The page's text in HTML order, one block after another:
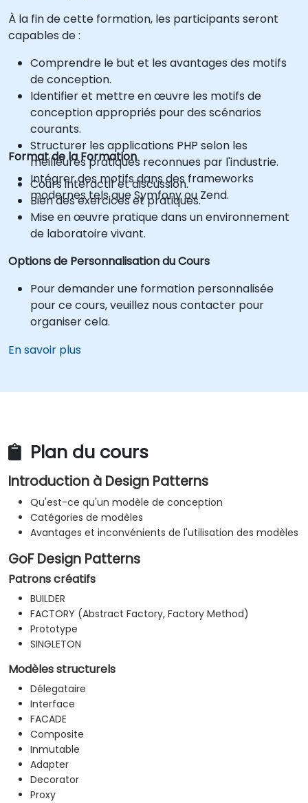
À la fin de cette formation, les participants seront
capables de :
Comprendre le but et les avantages des motifs
de conception.
Identifier et mettre en œuvre les motifs de
conception appropriés pour des scénarios
courants.
Structurer les applications PHP selon les
meilleures pratiques reconnues par l'industrie.
Intégrer des motifs dans des frameworks
modernes tels que Symfony ou Zend.
Format de la Formation
Cours interactif et discussion.
Bien des exercices et pratiques.
Mise en œuvre pratique dans un environnement
de laboratoire vivant.
Options de Personnalisation du Cours
Pour demander une formation personnalisée
pour ce cours, veuillez nous contacter pour
organiser cela.
En savoir plus
Plan du cours
Introduction à Design Patterns
Qu'est-ce qu'un modèle de conception
Catégories de modèles
Avantages et inconvénients de l'utilisation des modèles
GoF Design Patterns
Patrons créatifs
BUILDER
FACTORY (Abstract Factory, Factory Method)
Prototype
SINGLETON
Modèles structurels
Délegataire
Interface
FACADE
Composite
Inmutable
Adapter
Decorator
Proxy